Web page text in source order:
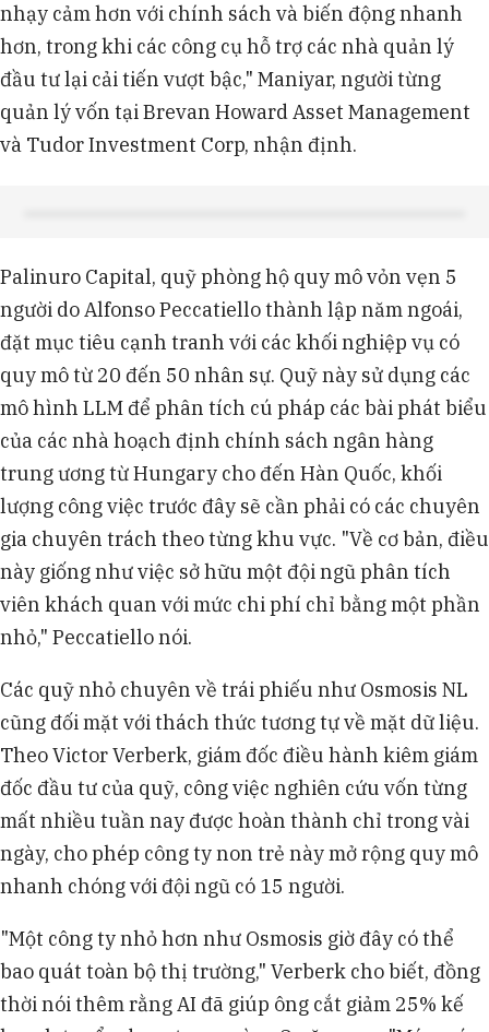
nhạy cảm hơn với chính sách và biến động nhanh
hơn, trong khi các công cụ hỗ trợ các nhà quản lý
đầu tư lại cải tiến vượt bậc," Maniyar, người từng
quản lý vốn tại Brevan Howard Asset Management
và Tudor Investment Corp, nhận định.
Palinuro Capital, quỹ phòng hộ quy mô vỏn vẹn 5
người do Alfonso Peccatiello thành lập năm ngoái,
đặt mục tiêu cạnh tranh với các khối nghiệp vụ có
quy mô từ 20 đến 50 nhân sự. Quỹ này sử dụng các
mô hình LLM để phân tích cú pháp các bài phát biểu
của các nhà hoạch định chính sách ngân hàng
trung ương từ Hungary cho đến Hàn Quốc, khối
lượng công việc trước đây sẽ cần phải có các chuyên
gia chuyên trách theo từng khu vực. "Về cơ bản, điều
này giống như việc sở hữu một đội ngũ phân tích
viên khách quan với mức chi phí chỉ bằng một phần
nhỏ," Peccatiello nói.
Các quỹ nhỏ chuyên về trái phiếu như Osmosis NL
cũng đối mặt với thách thức tương tự về mặt dữ liệu.
Theo Victor Verberk, giám đốc điều hành kiêm giám
đốc đầu tư của quỹ, công việc nghiên cứu vốn từng
mất nhiều tuần nay được hoàn thành chỉ trong vài
ngày, cho phép công ty non trẻ này mở rộng quy mô
nhanh chóng với đội ngũ có 15 người.
"Một công ty nhỏ hơn như Osmosis giờ đây có thể
bao quát toàn bộ thị trường," Verberk cho biết, đồng
thời nói thêm rằng AI đã giúp ông cắt giảm 25% kế